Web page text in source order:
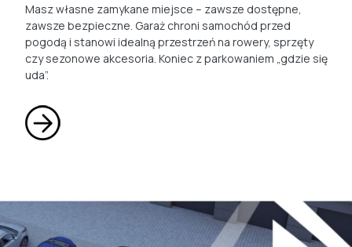
Masz własne zamykane miejsce – zawsze dostępne,
zawsze bezpieczne. Garaż chroni samochód przed
pogodą i stanowi idealną przestrzeń na rowery, sprzęty
czy sezonowe akcesoria. Koniec z parkowaniem „gdzie się
uda”.